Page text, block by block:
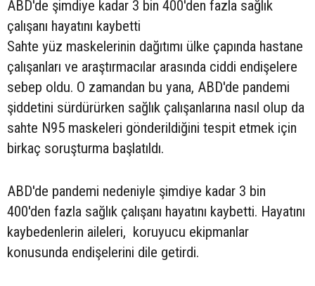
ABD'de şimdiye kadar 3 bin 400'den fazla sağlık
çalışanı hayatını kaybetti
Sahte yüz maskelerinin dağıtımı ülke çapında hastane
çalışanları ve araştırmacılar arasında ciddi endişelere
sebep oldu. O zamandan bu yana, ABD'de pandemi
şiddetini sürdürürken sağlık çalışanlarına nasıl olup da
sahte N95 maskeleri gönderildiğini tespit etmek için
birkaç soruşturma başlatıldı.
ABD'de pandemi nedeniyle şimdiye kadar 3 bin
400'den fazla sağlık çalışanı hayatını kaybetti. Hayatını
kaybedenlerin aileleri, koruyucu ekipmanlar
konusunda endişelerini dile getirdi.